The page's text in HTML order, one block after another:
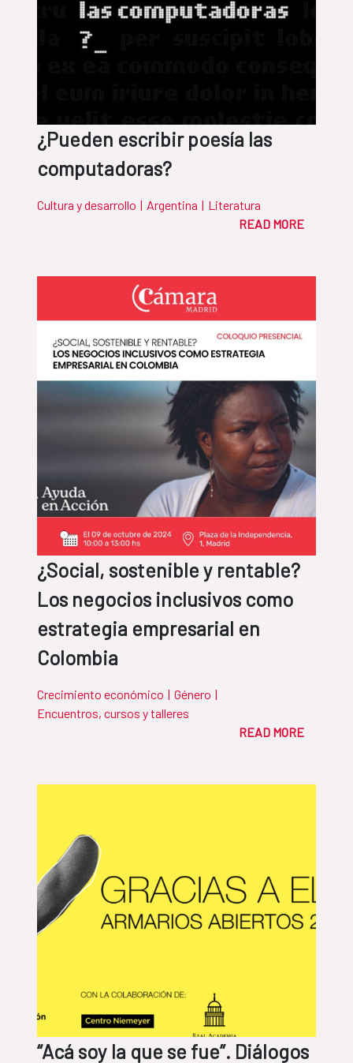
¿Pueden escribir poesía las
computadoras?
Cultura y desarrollo | Argentina | Literatura
READ MORE
¿Social, sostenible y rentable?
Los negocios inclusivos como
estrategia empresarial en
Colombia
Crecimiento económico | Género |
Encuentros, cursos y talleres
READ MORE
“Acá soy la que se fue”. Diálogos